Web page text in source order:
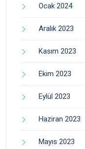
Ocak 2024
Aralık 2023
Kasım 2023
Ekim 2023
Eylül 2023
Haziran 2023
Mayıs 2023